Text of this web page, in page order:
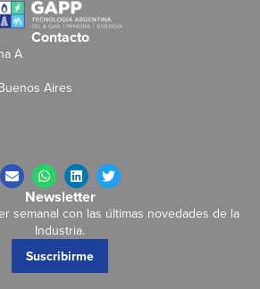
Contacto
A
Aires
Newsletter
semanal con las últimas novedades de la
Industria.
Suscribirme